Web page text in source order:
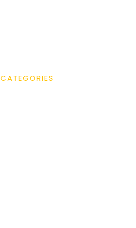
CATEGORIES